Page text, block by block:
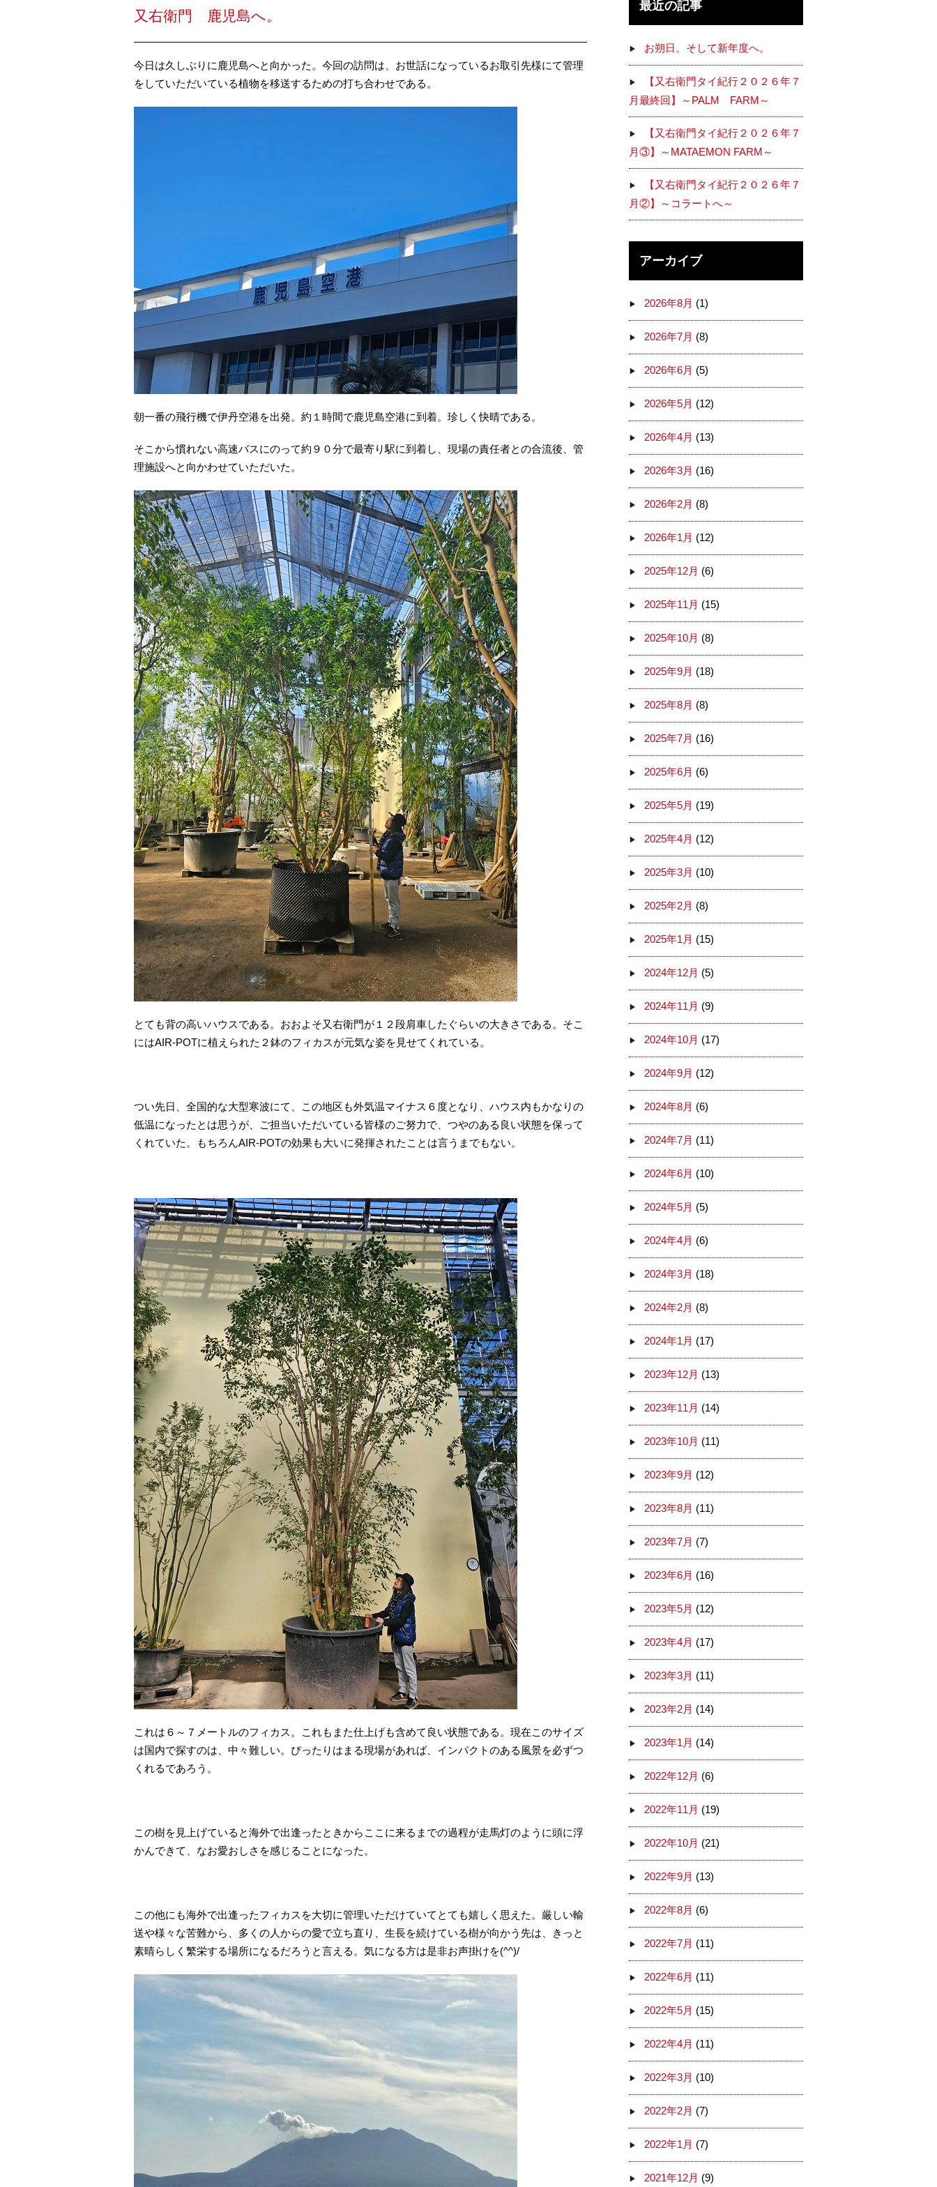
又右衛門 鹿児島へ。
今日は久しぶりに鹿児島へと向かった。今回の訪問は、お世話になっているお取引先様にて管理
をしていただいている植物を移送するための打ち合わせである。
朝一番の飛行機で伊丹空港を出発。約１時間で鹿児島空港に到着。珍しく快晴である。
そこから慣れない高速バスにのって約９０分で最寄り駅に到着し、現場の責任者との合流後、管
理施設へと向かわせていただいた。
とても背の高いハウスである。おおよそ又右衛門が１２段肩車したぐらいの大きさである。そこ
にはAIR-POTに植えられた２鉢のフィカスが元気な姿を見せてくれている。
つい先日、全国的な大型寒波にて、この地区も外気温マイナス６度となり、ハウス内もかなりの
低温になったとは思うが、ご担当いただいている皆様のご努力で、つやのある良い状態を保って
くれていた。もちろんAIR-POTの効果も大いに発揮されたことは言うまでもない。
これは６～７メートルのフィカス。これもまた仕上げも含めて良い状態である。現在このサイズ
は国内で探すのは、中々難しい。ぴったりはまる現場があれば、インパクトのある風景を必ずつ
くれるであろう。
この樹を見上げていると海外で出逢ったときからここに来るまでの過程が走馬灯のように頭に浮
かんできて、なお愛おしさを感じることになった。
この他にも海外で出逢ったフィカスを大切に管理いただけていてとても嬉しく思えた。厳しい輸
送や様々な苦難から、多くの人からの愛で立ち直り、生長を続けている樹が向かう先は、きっと
素晴らしく繁栄する場所になるだろうと言える。気になる方は是非お声掛けを(^^)/
最近の記事
お朔日。そして新年度へ。
【又右衛門タイ紀行２０２６年７
月最終回】～PALM FARM～
【又右衛門タイ紀行２０２６年７
月③】～MATAEMON FARM～
【又右衛門タイ紀行２０２６年７
月②】～コラートへ～
アーカイブ
2026年8月 (1)
2026年7月 (8)
2026年6月 (5)
2026年5月 (12)
2026年4月 (13)
2026年3月 (16)
2026年2月 (8)
2026年1月 (12)
2025年12月 (6)
2025年11月 (15)
2025年10月 (8)
2025年9月 (18)
2025年8月 (8)
2025年7月 (16)
2025年6月 (6)
2025年5月 (19)
2025年4月 (12)
2025年3月 (10)
2025年2月 (8)
2025年1月 (15)
2024年12月 (5)
2024年11月 (9)
2024年10月 (17)
2024年9月 (12)
2024年8月 (6)
2024年7月 (11)
2024年6月 (10)
2024年5月 (5)
2024年4月 (6)
2024年3月 (18)
2024年2月 (8)
2024年1月 (17)
2023年12月 (13)
2023年11月 (14)
2023年10月 (11)
2023年9月 (12)
2023年8月 (11)
2023年7月 (7)
2023年6月 (16)
2023年5月 (12)
2023年4月 (17)
2023年3月 (11)
2023年2月 (14)
2023年1月 (14)
2022年12月 (6)
2022年11月 (19)
2022年10月 (21)
2022年9月 (13)
2022年8月 (6)
2022年7月 (11)
2022年6月 (11)
2022年5月 (15)
2022年4月 (11)
2022年3月 (10)
2022年2月 (7)
2022年1月 (7)
2021年12月 (9)